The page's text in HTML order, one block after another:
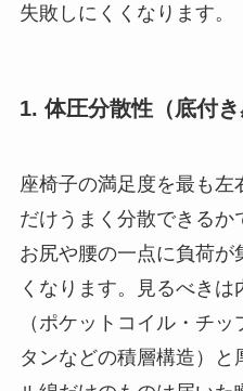
失敗しにくくなります。
1. 体圧分散性（底付き
座椅子の満足度を最も
だけうまく分散できるか
お尻や腰の一点に負荷が
くなります。見るべき
（ポケットコイル・チ
タンなどの積層構造）